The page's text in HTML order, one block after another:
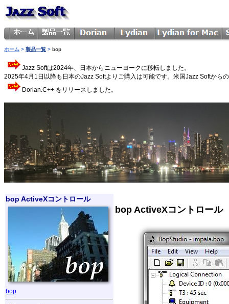
ホーム > 製品一覧 > bop
Jazz Softは2024年、日本からニューヨークに移転しました。
2025年4月1日以降も日本のJazz Softよりご購入は可能です。米国Jazz Softから
Dorian.C++ をリリースしました。
bop ActiveXコントロール
bop
bop ActiveXコントロール